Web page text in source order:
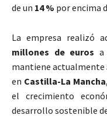
de un 14 % por encima
La empresa realizó
millones de euros a
mantiene actualmente
en Castilla-La Mancha
el crecimiento
desarrollo sostenible